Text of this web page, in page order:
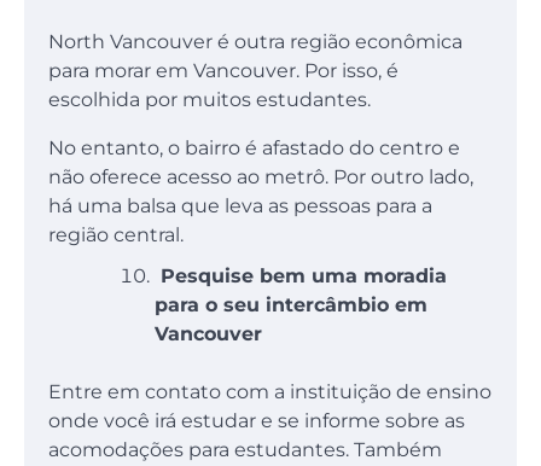
North Vancouver é outra região econômica
para morar em Vancouver. Por isso, é
escolhida por muitos estudantes.
No entanto, o bairro é afastado do centro e
não oferece acesso ao metrô. Por outro lado,
há uma balsa que leva as pessoas para a
região central.
Pesquise bem uma moradia
para o seu intercâmbio em
Vancouver
Entre em contato com a instituição de ensino
onde você irá estudar e se informe sobre as
acomodações para estudantes. Também